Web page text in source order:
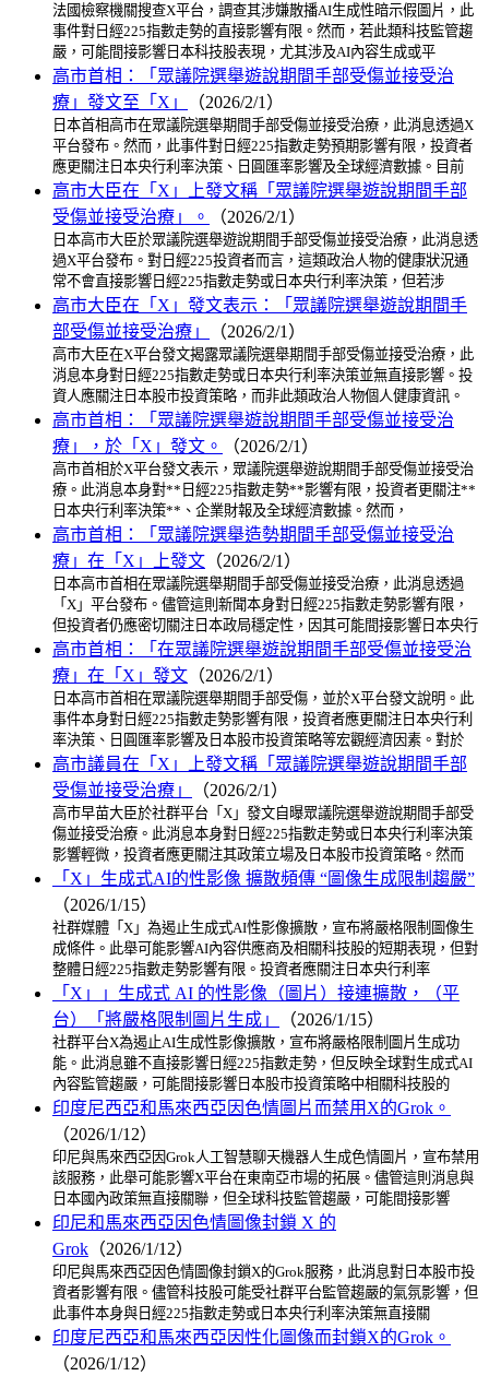
法國檢察機關搜查X平台，調查其涉嫌散播AI生成性暗示假圖片，此
事件對日經225指數走勢的直接影響有限。然而，若此類科技監管趨
嚴，可能間接影響日本科技股表現，尤其涉及AI內容生成或平
高市首相：「眾議院選舉遊說期間手部受傷並接受治
療」發文至「X」
（2026/2/1）
日本首相高市在眾議院選舉期間手部受傷並接受治療，此消息透過X
平台發布。然而，此事件對日經225指數走勢預期影響有限，投資者
應更關注日本央行利率決策、日圓匯率影響及全球經濟數據。目前
高市大臣在「X」上發文稱「眾議院選舉遊說期間手部
受傷並接受治療」。
（2026/2/1）
日本高市大臣於眾議院選舉遊說期間手部受傷並接受治療，此消息透
過X平台發布。對日經225投資者而言，這類政治人物的健康狀況通
常不會直接影響日經225指數走勢或日本央行利率決策，但若涉
高市大臣在「X」發文表示：「眾議院選舉遊說期間手
部受傷並接受治療」
（2026/2/1）
高市大臣在X平台發文揭露眾議院選舉期間手部受傷並接受治療，此
消息本身對日經225指數走勢或日本央行利率決策並無直接影響。投
資人應關注日本股市投資策略，而非此類政治人物個人健康資訊。
高市首相：「眾議院選舉遊說期間手部受傷並接受治
療」，於「X」發文。
（2026/2/1）
高市首相於X平台發文表示，眾議院選舉遊說期間手部受傷並接受治
療。此消息本身對**日經225指數走勢**影響有限，投資者更關注**
日本央行利率決策**、企業財報及全球經濟數據。然而，
高市首相：「眾議院選舉造勢期間手部受傷並接受治
療」在「X」上發文 （2026/2/1）
日本高市首相在眾議院選舉期間手部受傷並接受治療，此消息透過
「X」平台發布。儘管這則新聞本身對日經225指數走勢影響有限，
但投資者仍應密切關注日本政局穩定性，因其可能間接影響日本央行
高市首相：「在眾議院選舉遊說期間手部受傷並接受治
療」在「X」發文 （2026/2/1）
日本高市首相在眾議院選舉期間手部受傷，並於X平台發文說明。此
事件本身對日經225指數走勢影響有限，投資者應更關注日本央行利
率決策、日圓匯率影響及日本股市投資策略等宏觀經濟因素。對於
高市議員在「X」上發文稱「眾議院選舉遊說期間手部
受傷並接受治療」
（2026/2/1）
高市早苗大臣於社群平台「X」發文自曝眾議院選舉遊說期間手部受
傷並接受治療。此消息本身對日經225指數走勢或日本央行利率決策
影響輕微，投資者應更關注其政策立場及日本股市投資策略。然而
「X」生成式AI的性影像 擴散頻傳 “圖像生成限制趨嚴”
（2026/1/15）
社群媒體「X」為遏止生成式AI性影像擴散，宣布將嚴格限制圖像生
成條件。此舉可能影響AI內容供應商及相關科技股的短期表現，但對
整體日經225指數走勢影響有限。投資者應關注日本央行利率
「X」」生成式 AI 的性影像（圖片）接連擴散，（平
台）「將嚴格限制圖片生成」
（2026/1/15）
社群平台X為遏止AI生成性影像擴散，宣布將嚴格限制圖片生成功
能。此消息雖不直接影響日經225指數走勢，但反映全球對生成式AI
內容監管趨嚴，可能間接影響日本股市投資策略中相關科技股的
印度尼西亞和馬來西亞因色情圖片而禁用X的Grok。
（2026/1/12）
印尼與馬來西亞因Grok人工智慧聊天機器人生成色情圖片，宣布禁用
該服務，此舉可能影響X平台在東南亞市場的拓展。儘管這則消息與
日本國內政策無直接關聯，但全球科技監管趨嚴，可能間接影響
印尼和馬來西亞因色情圖像封鎖 X 的
Grok （2026/1/12）
印尼與馬來西亞因色情圖像封鎖X的Grok服務，此消息對日本股市投
資者影響有限。儘管科技股可能受社群平台監管趨嚴的氣氛影響，但
此事件本身與日經225指數走勢或日本央行利率決策無直接關
印度尼西亞和馬來西亞因性化圖像而封鎖X的Grok。
（2026/1/12）